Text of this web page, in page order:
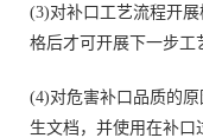
(3)对补口工艺流程开
格后才可开展下一步工
(4)对危害补口品质的
生文档，并使用在补口